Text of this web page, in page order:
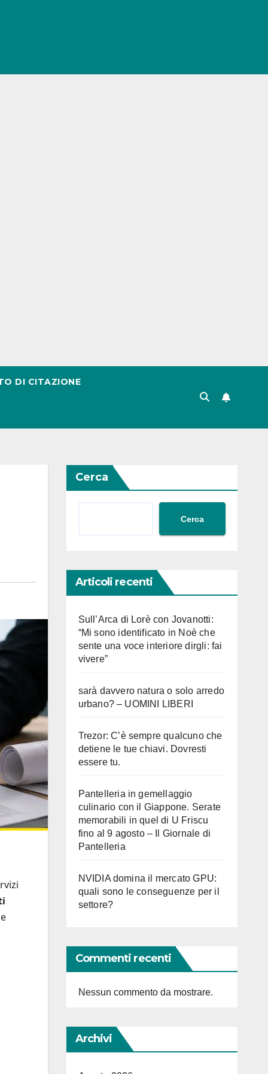
DI CITAZIONE
Cerca
Cerca
Articoli recenti
Sull’Arca di Lorè con Jovanotti:
“Mi sono identificato in Noè che
sente una voce interiore dirgli: fai
vivere”
sarà davvero natura o solo arredo
urbano? – UOMINI LIBERI
Trezor: C’è sempre qualcuno che
detiene le tue chiavi. Dovresti
essere tu.
Pantelleria in gemellaggio
culinario con il Giappone. Serate
memorabili in quel di U Friscu
fino al 9 agosto – Il Giornale di
Pantelleria
NVIDIA domina il mercato GPU:
quali sono le conseguenze per il
settore?
Commenti recenti
Nessun commento da mostrare.
Archivi